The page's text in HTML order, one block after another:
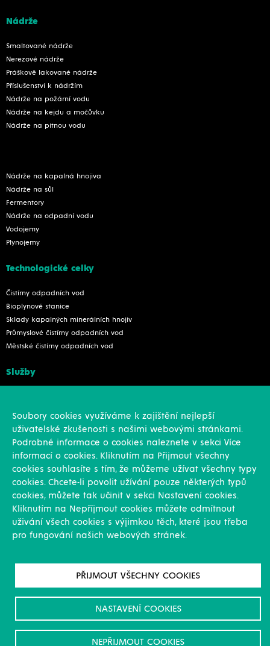
Nádrže
Smaltované nádrže
Nerezové nádrže
Práškově lakované nádrže
Příslušenství k nádržím
Nádrže na požární vodu
Nádrže na kejdu a močůvku
Nádrže na pitnou vodu
Nádrže na kapalná hnojiva
Nádrže na sůl
Fermentory
Nádrže na odpadní vodu
Vodojemy
Plynojemy
Technologické celky
Čistírny odpadních vod
Bioplynové stanice
Sklady kapalných minerálních hnojiv
Průmyslové čistírny odpadních vod
Městské čistírny odpadních vod
Služby
Novinky
Reference
Kariéra
Soubory cookies využíváme k zajištění nejlepší
uživatelské zkušenosti s našimi webovými stránkami.
Podrobné informace o cookies naleznete v sekci Více
informací o cookies. Kliknutím na Přijmout všechny
cookies souhlasíte s tím, že můžeme užívat všechny typy
cookies. Chcete-li povolit užívání pouze některých typů
cookies, můžete tak učinit v sekci Nastavení cookies.
Kliknutím na Nepříjmout cookies můžete odmítnout
uživání všech cookies s výjimkou těch, které jsou třeba
pro fungování našich webových stránek.
PŘIJMOUT VŠECHNY COOKIES
NASTAVENÍ COOKIES
NEPŘIJMOUT COOKIES